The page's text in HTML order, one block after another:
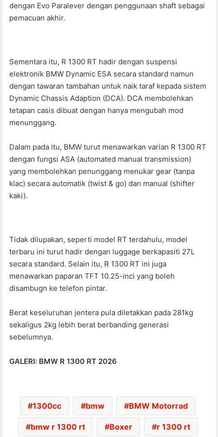
dengan Evo Paralever dengan penggunaan shaft sebagai
pemacuan akhir.
Sementara itu, R 1300 RT hadir dengan suspensi
elektronik BMW Dynamic ESA secara standard namun
dengan tawaran tambahan untuk naik taraf kepada sistem
Dynamic Chassis Adaption (DCA). DCA membolehkan
tetapan casis dibuat dengan hanya mengubah mod
menunggang.
Dalam pada itu, BMW turut menawarkan varian R 1300 RT
dengan fungsi ASA (automated manual transmission)
yang membolehkan penunggang menukar gear (tanpa
klac) secara automatik (twist & go) dan manual (shifter
kaki).
Tidak dilupakan, seperti model RT terdahulu, model
terbaru ini turut hadir dengan luggage berkapasiti 27L
secara standard. Selain itu, R 1300 RT ini juga
menawarkan paparan TFT 10.25-inci yang boleh
disambugn ke telefon pintar.
Berat keseluruhan jentera pula diletakkan pada 281kg
sekaligus 2kg lebih berat berbanding generasi
sebelumnya.
GALERI: BMW R 1300 RT 2026
1300cc bmw BMW Motorrad
bmw r 1300 rt Boxer r 1300 rt